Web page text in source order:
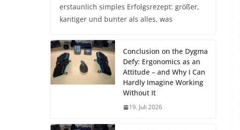
erstaunlich simples Erfolgsrezept: größer,
kantiger und bunter als alles, was
Conclusion on the Dygma
Defy: Ergonomics as an
Attitude – and Why I Can
Hardly Imagine Working
Without It
19. Juli 2026